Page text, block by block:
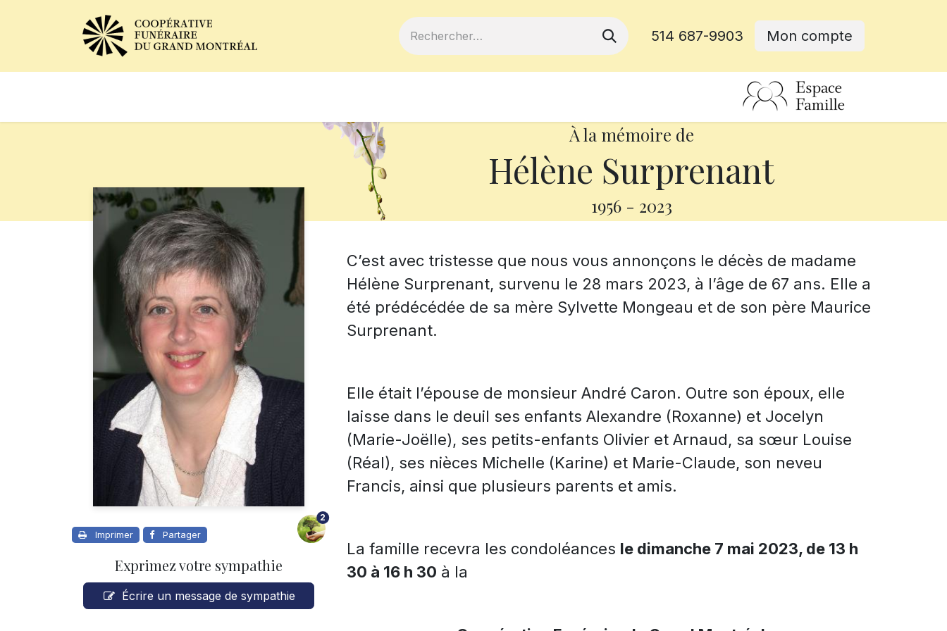
514 687-9903 Mon compte
À la mémoire de
Hélène Surprenant
1956 - 2023
Imprimer Partager
2
Exprimez votre sympathie
Écrire un message de sympathie
C’est avec tristesse que nous vous annonçons le décès de madame
Hélène Surprenant, survenu le 28 mars 2023, à l’âge de 67 ans. Elle a
été prédécédée de sa mère Sylvette Mongeau et de son père Maurice
Surprenant.
Elle était l’épouse de monsieur André Caron. Outre son époux, elle
laisse dans le deuil ses enfants Alexandre (Roxanne) et Jocelyn
(Marie-Joëlle), ses petits-enfants Olivier et Arnaud, sa sœur Louise
(Réal), ses nièces Michelle (Karine) et Marie-Claude, son neveu
Francis, ainsi que plusieurs parents et amis.
La famille recevra les condoléances le dimanche 7 mai 2023, de 13 h
30 à 16 h 30 à la